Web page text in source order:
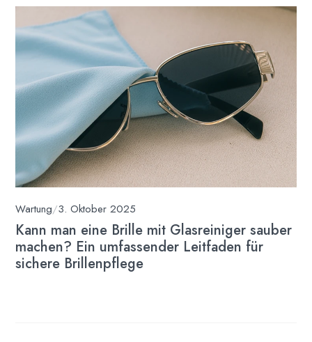
Wartung/3. Oktober 2025
Kann man eine Brille mit Glasreiniger sauber
machen? Ein umfassender Leitfaden für
sichere Brillenpflege